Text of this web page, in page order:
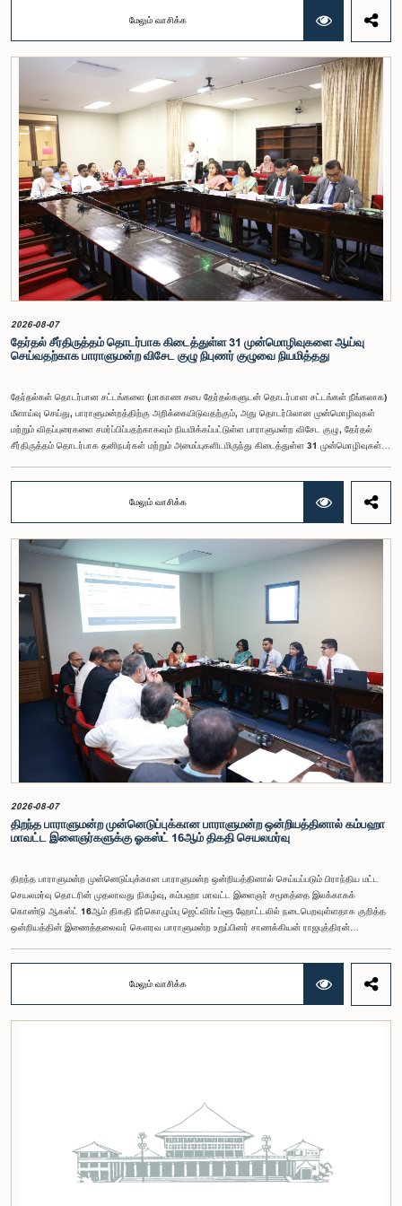
நிதி பற்றிய குழுக் கூட்டத்திலேயே இந்த அங்கீகாரம் வழங்கப்பட்டது.இலங்கை ஜனநாயக சோசலிசக்
குடியரசின் அரசியலமைப்பின் 153(2) ஆம் உறுப்புரையின் பிரகாரம், கணக்காய்வாளர் நாயகத்தின்
சம்பளம் தொடர்பான பிரேரணை குழுவின் கவனத்திற்கு கொண்டு வரப்பட்டது.இதன்போது,
கணக்காய்வாளர் நாயகத்தின் பொறுப்புகள், அரச நிதி மேற்பார்வை மற்றும் கணக்காய்வுத் துறையின்
சுயாதீனத் தன்மை உள்ளிட்ட விடயங்களை கருத்தில் கொண்டு, சம்பள மட்டம் தொடர்பாக குழுத்
தலைவர் உள்ளிட்ட உறுப்பினர்கள் தமது கருத்துகளையும் பரிந்துரைகளையும் முன்வைத்தனர்.மேலும்,
அரசியலமைப்பின் 170 ஆம் உறுப்புரையின் பிரகாரம், கணக்காய்வாளர் நாயகம் ஒரு அரசாங்க ஊழியர்
அல்ல என்பதையும், நடைமுறையில் உள்ள அரசாங்க சம்பள அளவுகோலுக்கு வெளியே இப்பதவிக்கான
சம்பளத்தை விசேடமாக பரிசீலிக்க முடியும் என்பதையும் குழு சுட்டிக்காட்டியது.முன்மொழியப்பட்ட சம்பளத்
தொகை, முன்னர் பதவி வகித்த கணக்காய்வாளர் நாயகங்களின் சம்பளங்களையும் கருத்தில் கொண்டு
நிர்ணயிக்கப்பட்டதாக அதிகாரிகள் தெரிவித்தனர். இதற்கு முன்னர், சம்பளங்கள் மற்றும் பணியாளர்
ஆணைக்குழுவே இத்தகைய சம்பளங்களை நிர்ணயித்து வந்த போதிலும், தற்போது அத்தகைய
ஆணைக்குழு இல்லையெனவும் அதிகாரிகள் குறிப்பிட்டனர்.கணக்காய்வாளர் நாயகத்திற்கான
முன்மொழியப்பட்ட சம்பள மட்டத்தை குழு அங்கீகரித்திருந்தாலும், அப்பதவிக்கு வழங்கப்பட்டுள்ள
பொறுப்புகள் மற்றும் கடமைகளின் முக்கியத்துவத்தை கருத்தில் கொண்டு, அந்தச் சம்பளம் மேலும்
உயர்ந்த மட்டத்தில் இருக்க வேண்டும் என்ற கருத்தை குழுத் தலைவர் உள்ளிட்ட உறுப்பினர்கள்
முன்வைத்தனர்.அதன்படி, எதிர்காலத்தில் இச்சம்பள மட்டம் தொடர்பாக மேலும் கவனம் செலுத்தி
தேவையான தீர்மானங்கள் எடுக்கப்பட வேண்டியதன் அவசியம் குழுவில் வலியுறுத்தப்பட்டது. மேலும்,
நிரந்தரமானதும் சுயாதீனமானதுமான சம்பள மற்றும் பணியாளர் ஆணைக்குழுவை நிறுவுவதற்கான
யோசனையையும் குழுத் தலைவர் முன்வைத்தார்.
மேலும் வாசிக்க
2026-08-07
தேர்தல் சீர்திருத்தம் தொடர்பாக கிடைத்துள்ள 31 முன்மொழிவுகளை ஆய்வு
செய்வதற்காக பாராளுமன்ற விசேட குழு நிபுணர் குழுவை நியமித்தது
தேர்தல்கள் தொடர்பான சட்டங்களை (மாகாண சபை தேர்தல்களுடன் தொடர்பான சட்டங்கள் நீங்கலாக)
மீளாய்வு செய்து, பாராளுமன்றத்திற்கு அறிக்கையிடுவதற்கும், அது தொடர்பிலான முன்மொழிவுகள்
மற்றும் விதப்புரைகளை சமர்ப்பிப்பதற்காகவும் நியமிக்கப்பட்டுள்ள பாராளுமன்ற விசேட குழு, தேர்தல்
சீர்திருத்தம் தொடர்பாக தனிநபர்கள் மற்றும் அமைப்புகளிடமிருந்து கிடைத்துள்ள 31 முன்மொழிவுகள்
நியமித்துள்ளது.கௌரவ பொது நிர்வாக, மாகாண சபைகள் மற்றும் உள்ளூராட்சி அமைச்சர் பேராசிரியர்
ஏ.எச்.எம்.எச்.அபயரத்ன அவர்கள் தலைமையில் அண்மையில் பாராளுமன்றத்தில் நடைபெற்ற குறித்த
விசேட குழுக் கூட்டத்தின் போதே இத்தீர்மானம் எடுக்கப்பட்டது.2004, 2007 மற்றும் 2022 ஆம்
ஆண்டுகளில் வெளியிடப்பட்ட பாராளுமன்ற விசேட குழுக்களின் அறிக்கைகள் மற்றும் தனிநபர்கள்,
அமைப்புகள் ஆகியவற்றினால் சமர்ப்பிக்கப்பட்டுள்ள 31 முன்மொழிவுகளை அடிப்படையாகக் கொண்டு
தேர்தல் சீர்திருத்தங்கள் தொடர்பாக விரிவான கலந்துரையாடல் இங்கு இடம்பெற்றது.உள்ளூராட்சி
மன்றத் தேர்தல் முறைக்காக கலப்பு தேர்தல் முறையை அறிமுகப்படுத்துதல், சிறு கட்சிகள் மற்றும்
சிறுபான்மை குழுக்களின் பிரதிநிதித்துவத்தை உறுதிப்படுத்துதல், பெண்களின் பிரதிநிதித்துவத்தை
மேம்படுத்துதல், மின்னணு வாக்களிப்பு முறையை அறிமுகப்படுத்துதல், முன்கூட்டியே வாக்களிக்கும்
வசதியை ஏற்படுத்துதல் உள்ளிட்ட பல்வேறு முன்மொழிவுகள் தொடர்பில் இக்கூட்டத்தில் விசேட கவனம்
செலுத்தப்பட்டது.மேலும், வெளிநாடுகளில் வாழும் இலங்கையர்களுக்கு வாக்களிக்கும் உரிமையை
வழங்குவது தொடர்பான முன்மொழிவுகளும் பரிசீலிக்கப்பட்டதுடன், அதற்குத் தேவையான சட்ட மற்றும்
நிர்வாக ஏற்பாடுகள் குறித்து மேலும் விரிவான ஆய்வு மேற்கொள்ள வேண்டியதன் அவசியமும்
வலியுறுத்தப்பட்டது.விசேட குழுவினால் நியமிக்கப்பட்டுள்ள நிபுணர் குழு, கிடைத்துள்ள 31
முன்மொழிவுகளையும் முந்தைய பாராளுமன்ற விசேட குழுக்களின் அறிக்கைகளையும் பகுப்பாய்வு
செய்து, நடைமுறைக்கு ஏற்ற பரிந்துரைகளைக் கொண்ட அறிக்கையொன்றைத் தயாரிக்கவுள்ளது.
அதனைத் தொடர்ந்து, அந்தப் பரிந்துரைகளை ஆராய்ந்து அடுத்தகட்ட நடவடிக்கைகளை முன்னெடுக்க
குழு தீர்மானித்தது.இக்கூட்டத்தில், குழு உறுப்பினரான அமைச்சர் கலாநிதி உபாலி பன்னிலகே மற்றும்
பாராளுமன்ற உறுப்பினர்களான ரவி கருணாநாயக்க, ருவந்திலக ஜயக்கொடி மற்றும் கதிரவேலு
சண்முகம் குகதாசன் ஆகியோர் கலந்துகொண்டனர்.
மேலும் வாசிக்க
2026-08-07
திறந்த பாராளுமன்ற முன்னெடுப்புக்கான பாராளுமன்ற ஒன்றியத்தினால் கம்பஹா
மாவட்ட இளைஞர்களுக்கு ஓகஸ்ட் 16ஆம் திகதி செயலமர்வு
திறந்த பாராளுமன்ற முன்னெடுப்புக்கான பாராளுமன்ற ஒன்றியத்தினால் செய்யப்படும் பிராந்திய மட்ட
செயலமர்வு தொடரின் முதலாவது நிகழ்வு, கம்பஹா மாவட்ட இளைஞர் சமூகத்தை இலக்காகக்
கொண்டு ஆகஸ்ட் 16ஆம் திகதி நீர்கொழும்பு ஜெட்விங் ப்ளூ ஹோட்டலில் நடைபெறவுள்ளதாக குறித்த
ஒன்றியத்தின் இணைத்தலைவர் கௌரவ பாராளுமன்ற உறுப்பினர் சாணக்கியன் ராஜபுத்திரன்
பங்கேற்புடன் திறந்த பாராளுமன்றக் கருத்திட்டத்தை மேலும் முன்னெடுத்துச் செல்லும் நோக்கில் இந்த
செயலமர்வு தொடர் ஏற்பாடு செய்யப்படுகின்றது. இதில் ஒன்றியத்தின் உறுப்பினர்கள் மற்றும் கம்பஹா
மாவட்டத்தை பிரதிநிதித்துவப்படுத்தும் பாராளுமன்ற உறுப்பினர்களும் பங்கேற்கவிருக்கின்றனர்.இந்த
இச்செயலமர்வு தொடருக்கான அபிவிருத்தி பங்காளராக அனுசரணை வழங்கும் CII (Coalition for
Inclusive Impact) நிறுவனத்தின் பிரதிநிதிகளும் கலந்துகொண்டனர்.இந்த செயலமர்வில் பங்கேற்க
விரும்பும் கம்பஹா மாவட்டத்தைச் சேர்ந்த 18 – 35 வயதுக்குட்பட்ட இளைஞர், யுவதிகள் இங்கே
தரப்பட்டுள்ள https://forms.gle/aVp5UzhLbtPSmVap8 இணைப்பின் ஊடாக உரிய விண்ணப்பப்
படிவத்தை பூர்த்தி செய்து பதிவு செய்யுமாறு கேட்டுக்கொள்ளப்படுகின்றனர்.
மேலும் வாசிக்க